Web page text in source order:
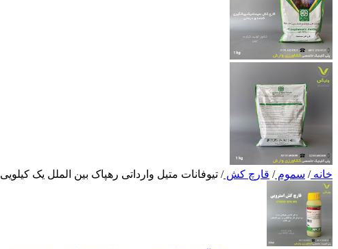
خانه/ سموم/ قارچ کش/ تیوفانات متیل وارداتی رهپاک بین الملل یک کیلویی